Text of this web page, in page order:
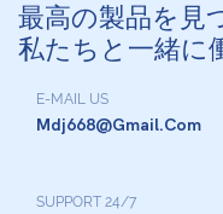
最高の製品を見
私たちと一緒に
E-MAIL US
Mdj668@gmail.com
SUPPORT 24/7